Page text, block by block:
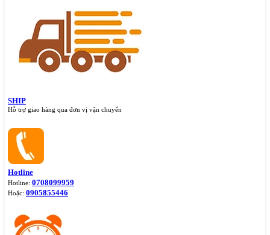
SHIP
Hỗ trợ giao hàng qua đơn vị vận chuyển
Hotline
Hotline: 0708099959
Hoặc: 0905855446